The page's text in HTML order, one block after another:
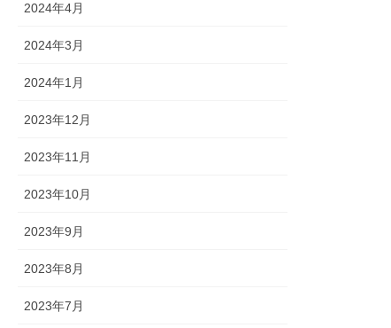
2024年4月
2024年3月
2024年1月
2023年12月
2023年11月
2023年10月
2023年9月
2023年8月
2023年7月